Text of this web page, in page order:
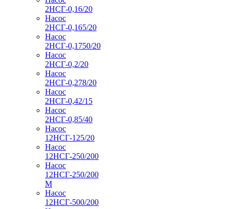
2НСГ-0,16/20
Насос
2НСГ-0,165/20
Насос
2НСГ-0,1750/20
Насос
2НСГ-0,2/20
Насос
2НСГ-0,278/20
Насос
2НСГ-0,42/15
Насос
2НСГ-0,85/40
Насос
12НСГ-125/20
Насос
12НСГ-250/200
Насос
12НСГ-250/200
М
Насос
12НСГ-500/200